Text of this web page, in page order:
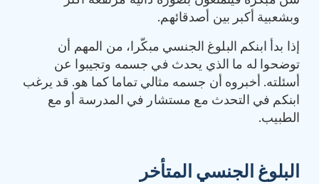
وبشعبية أكبر بين أصدقائهم.
إذا بدأ ابنكم البلوغ الجنسي مبكّرا، من المهم أن
توضحوا له ما الذي يحدث في جسمه وتجيبوا عن
أسئلته. أخبروه أن جسمه مثالي تماما كما هو. قد يرغب
ابنكم في التحدث مع مستشار في المدرسة أو مع
الطبيب.
البلوغ الجنسي المتأخر